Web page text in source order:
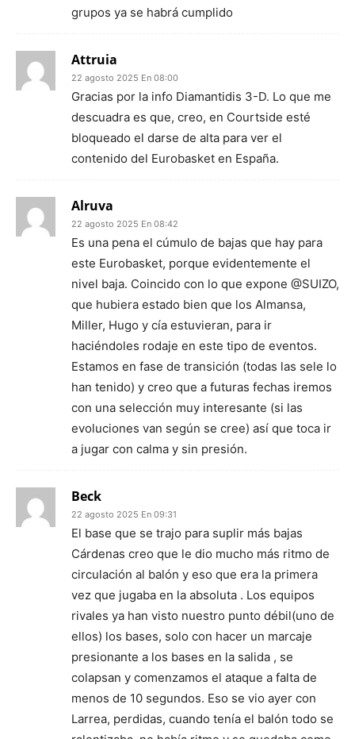
grupos ya se habrá cumplido
Attruia
22 agosto 2025 En 08:00
Gracias por la info Diamantidis 3-D. Lo que me
descuadra es que, creo, en Courtside esté
bloqueado el darse de alta para ver el
contenido del Eurobasket en España.
Alruva
22 agosto 2025 En 08:42
Es una pena el cúmulo de bajas que hay para
este Eurobasket, porque evidentemente el
nivel baja. Coincido con lo que expone @SUIZO,
que hubiera estado bien que los Almansa,
Miller, Hugo y cía estuvieran, para ir
haciéndoles rodaje en este tipo de eventos.
Estamos en fase de transición (todas las sele lo
han tenido) y creo que a futuras fechas iremos
con una selección muy interesante (si las
evoluciones van según se cree) así que toca ir
a jugar con calma y sin presión.
Beck
22 agosto 2025 En 09:31
El base que se trajo para suplir más bajas
Cárdenas creo que le dio mucho más ritmo de
circulación al balón y eso que era la primera
vez que jugaba en la absoluta . Los equipos
rivales ya han visto nuestro punto débil(uno de
ellos) los bases, solo con hacer un marcaje
presionante a los bases en la salida , se
colapsan y comenzamos el ataque a falta de
menos de 10 segundos. Eso se vio ayer con
Larrea, perdidas, cuando tenía el balón todo se